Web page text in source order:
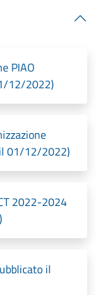
PIAO
12/2022)
01/12/2022)
2022-2024
il